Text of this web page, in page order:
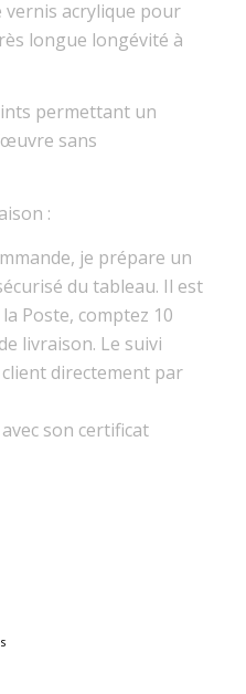
vernis acrylique pour
longue longévité à
permettant un
sans
:
je prépare un
du tableau. Il est
Poste, comptez 10
livraison. Le suivi
directement par
son certificat